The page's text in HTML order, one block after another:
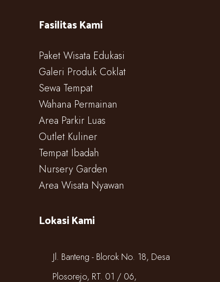
Fasilitas Kami
Paket Wisata Edukasi
Galeri Produk Coklat
Sewa Tempat
Wahana Permainan
Area Parkir Luas
Outlet Kuliner
Tempat Ibadah
Nursery Garden
Area Wisata Nyawan
Lokasi Kami
Jl. Banteng - Blorok No. 18, Desa
Plosorejo, RT. 01 / 06,